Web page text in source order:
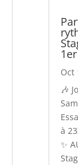
Oct
🎶
à
✨